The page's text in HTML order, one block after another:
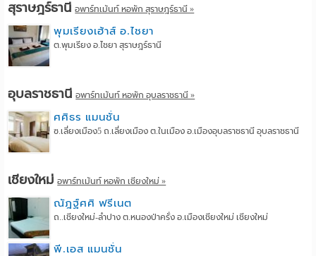
สุราษฎร์ธานีอพาร์ทเม้นท์ หอพัก สุราษฎร์ธานี »
พุมเรียงเฮ้าส์ อ.ไชยา
ต.พุมเรียง อ.ไชยา สุราษฎร์ธานี
อุบลราชธานีอพาร์ทเม้นท์ หอพัก อุบลราชธานี »
ศศิธร แมนชั่น
ซ.เลี่ยงเมือง5 ถ.เลี่ยงเมือง ต.ในเมือง อ.เมืองอุบลราชธานี อุบลราชธานี
เชียงใหม่อพาร์ทเม้นท์ หอพัก เชียงใหม่ »
ณัฎฐ์ศศิ ฟรีเนต
ถ..เชียงใหม่-ลำปาง ต.หนองป่าครั่ง อ.เมืองเชียงใหม่ เชียงใหม่
พี.เอส แมนชั่น